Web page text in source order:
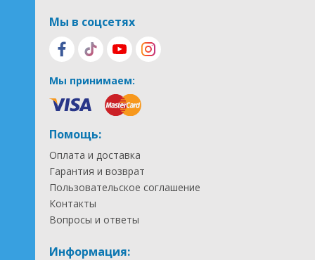
Мы в соцсетях
Мы принимаем:
Помощь:
Оплата и доставка
Гарантия и возврат
Пользовательское соглашение
Контакты
Вопросы и ответы
Информация: